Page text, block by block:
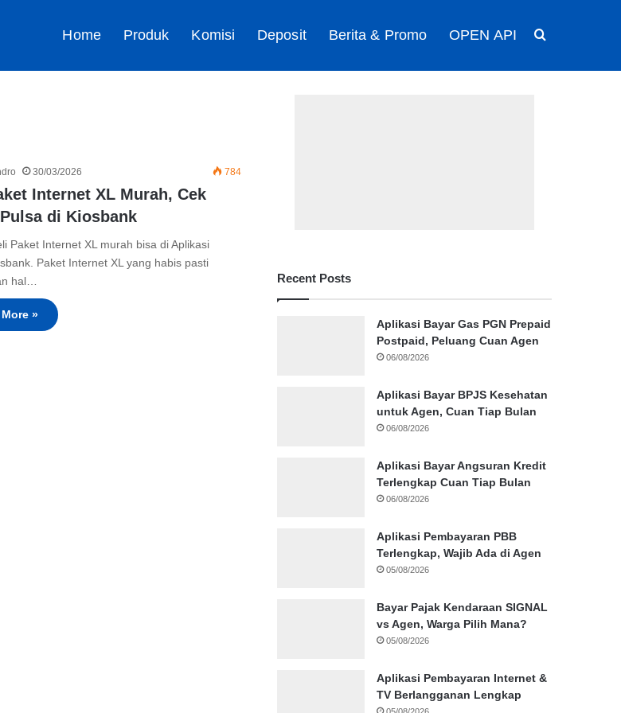
Home Produk Komisi Deposit Berita & Promo OPEN API
30/03/2026 784
Internet XL Murah, Cek
di Kiosbank
Paket Internet XL murah bisa di Aplikasi
Paket Internet XL yang habis pasti
hal…
»
Recent Posts
Aplikasi Bayar Gas PGN Prepaid
Postpaid, Peluang Cuan Agen
06/08/2026
Aplikasi Bayar BPJS Kesehatan
untuk Agen, Cuan Tiap Bulan
06/08/2026
Aplikasi Bayar Angsuran Kredit
Terlengkap Cuan Tiap Bulan
06/08/2026
Aplikasi Pembayaran PBB
Terlengkap, Wajib Ada di Agen
05/08/2026
Bayar Pajak Kendaraan SIGNAL
vs Agen, Warga Pilih Mana?
05/08/2026
Aplikasi Pembayaran Internet &
TV Berlangganan Lengkap